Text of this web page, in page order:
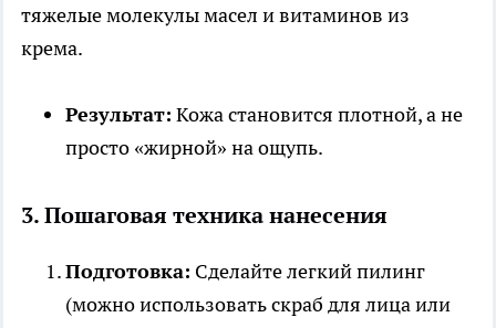
тяжелые молекулы масел и витаминов из
крема.
Результат: Кожа становится плотной, а не
просто «жирной» на ощупь.
3. Пошаговая техника нанесения
Подготовка: Сделайте легкий пилинг
(можно использовать скраб для лица или